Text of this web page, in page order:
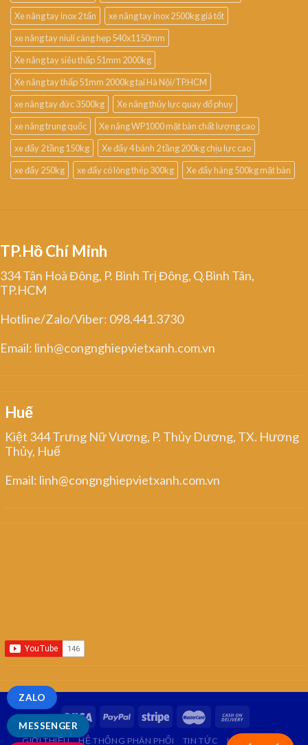
Xe nâng tay inox 2 tấn
xe nâng tay inox 2500kg giá tốt
xe nâng tay niuli càng hẹp 540x1150mm
Xe nâng tay siêu thấp 51mm 2000kg
Xe nâng tay thấp 51mm 2000kg tại Hà Nội/TP.HCM
xe nâng tay đức 3500kg
Xe nâng thủy lực quay đổ phuy
xe nâng trung quốc
Xe nâng WP1000 mặt bàn chất lượng cao
xe đẩy 2 tầng 150kg
Xe đẩy 4 bánh 2 tầng 200kg chịu lực cao
xe đẩy 250kg
xe đẩy có lòng thép 300kg Xe đẩy hàng 500kg mặt bàn
TP.Hồ Chí Minh
334 Tân Hoà Đông, P. Bình Trị Đông, Q.Bình Tân,
TP.HCM
Hotline/Zalo/Viber: 098.441.3730
Email: linh@congnghiepvietxanh.com.vn
Huế
Kiệt 344 Trưng Nữ Vương, P. Thủy Dương, TX. Hương
Thủy, Huế
Email: linh@congnghiepvietxanh.com.vn
GIỚI THIỆU HỆ THỐNG PHÂN PHỐI TIN TỨC LIÊN HỆ
MESSENGER
ZALO